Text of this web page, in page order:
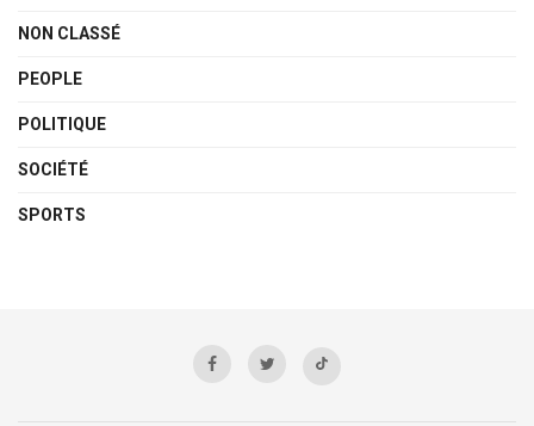
NON CLASSÉ
PEOPLE
POLITIQUE
SOCIÉTÉ
SPORTS